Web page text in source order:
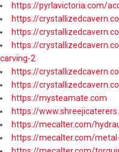
https://pyrlavictoria.com/
https://
https://
https://
carving-2
https://
https://
https://mysteamate.com
https://
https://mecalter.com/
https://mecalter.com/